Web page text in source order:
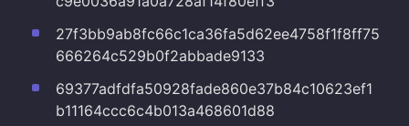
27f3bb9ab8fc66c1ca36fa5d62ee4758f1f8ff75
666264c529b0f2abbade9133
69377adfdfa50928fade860e37b84c10623ef1
b11164ccc6c4b013a468601d88